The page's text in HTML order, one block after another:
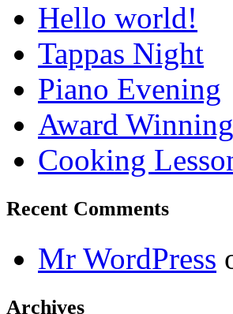
Hello world!
Tappas Night
Piano Evening
Award
Cooking
Recent Comments
Mr WordPress
Archives